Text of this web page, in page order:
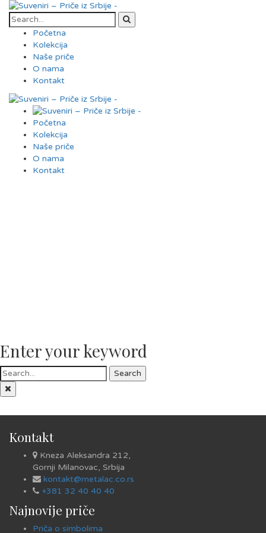
Početna
Kolekcija
Naše priče
O nama
Kontakt
Početna
Kolekcija
Naše priče
O nama
Kontakt
Enter your keyword
Search
Kontakt
Kneza Aleksandra 212,
Gornji Milanovac, Srbija
kontakt@metalac.co.rs
+381 32 40 40 40
Najnovije priče
Priča o simbolima